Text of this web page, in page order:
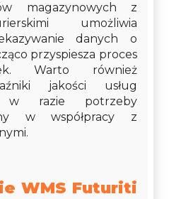
magazynowych z
umożliwia
danych o
przyspiesza proces
Warto również
jakości usług
w razie potrzeby
w współpracy z
WMS Futuriti